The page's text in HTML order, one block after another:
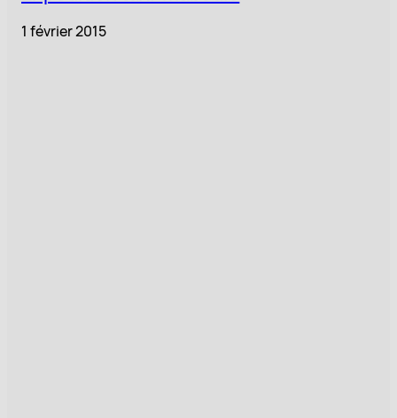
1 février 2015